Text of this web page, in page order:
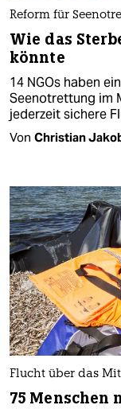
Reform für
Wie das
könnte
14 NGOs haben
Seenotrettung im
jederzeit sichere
Von Christian
Flucht über das
75 Menschen